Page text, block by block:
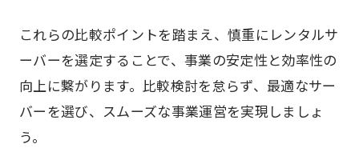
これらの比較ポイントを踏まえ、慎重にレンタルサ
ーバーを選定することで、事業の安定性と効率性の
向上に繋がります。比較検討を怠らず、最適なサー
バーを選び、スムーズな事業運営を実現しましょ
う。